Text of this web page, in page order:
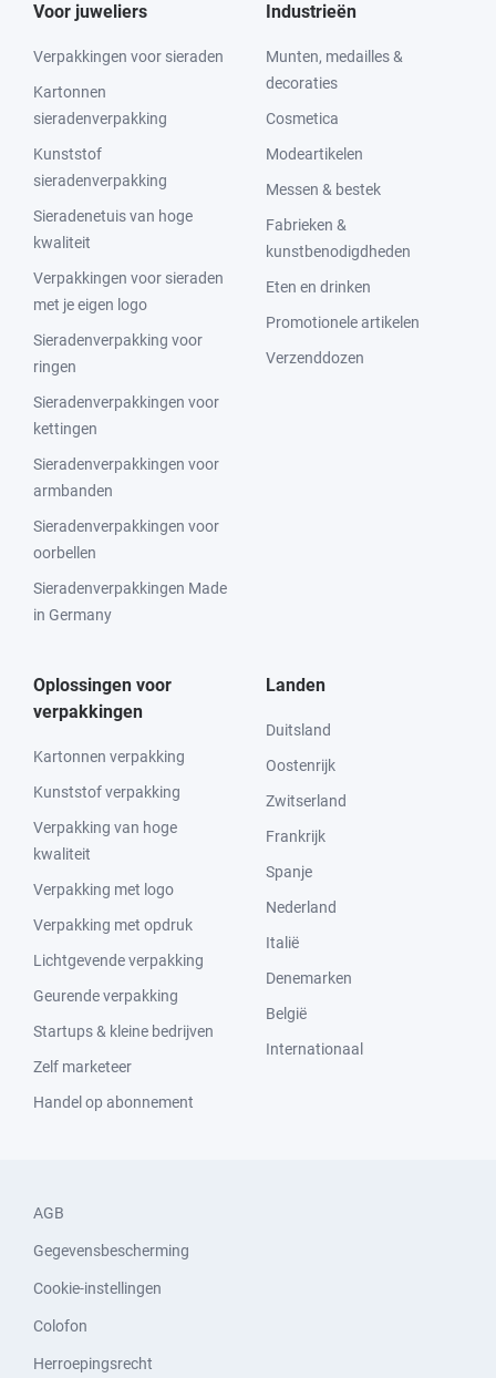
Voor juweliers
Verpakkingen voor sieraden
Kartonnen
sieradenverpakking
Kunststof
sieradenverpakking
Sieradenetuis van hoge
kwaliteit
Verpakkingen voor sieraden
met je eigen logo
Sieradenverpakking voor
ringen
Sieradenverpakkingen voor
kettingen
Sieradenverpakkingen voor
armbanden
Sieradenverpakkingen voor
oorbellen
Sieradenverpakkingen Made
in Germany
Industrieën
Munten, medailles &
decoraties
Cosmetica
Modeartikelen
Messen & bestek
Fabrieken &
kunstbenodigdheden
Eten en drinken
Promotionele artikelen
Verzenddozen
Oplossingen voor
verpakkingen
Kartonnen verpakking
Kunststof verpakking
Verpakking van hoge
kwaliteit
Verpakking met logo
Verpakking met opdruk
Lichtgevende verpakking
Geurende verpakking
Startups & kleine bedrijven
Zelf marketeer
Handel op abonnement
Landen
Duitsland
Oostenrijk
Zwitserland
Frankrijk
Spanje
Nederland
Italië
Denemarken
België
Internationaal
AGB
Gegevensbescherming
Cookie-instellingen
Colofon
Herroepingsrecht